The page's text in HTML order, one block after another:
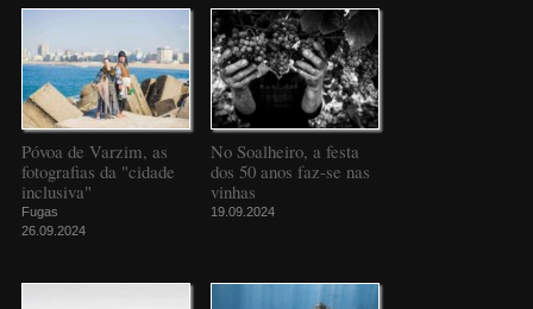
Póvoa de Varzim, as
fotografias da "cidade
inclusiva"
Fugas
26.09.2024
No Soalheiro, a festa
dos 50 anos faz-se nas
vinhas
19.09.2024